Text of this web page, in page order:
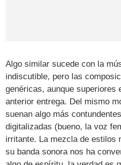
Algo similar sucede con la
indiscutible, pero las
genéricas, aunque superiores
anterior entrega. Del mismo
suenan algo más
digitalizadas (bueno, la voz
irritante. La mezcla de estilos
su banda sonora nos ha